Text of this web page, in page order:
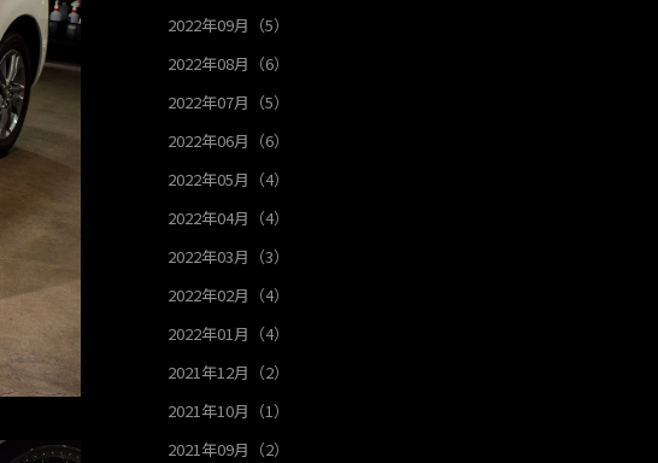
2022年09月（5）
2022年08月（6）
2022年07月（5）
2022年06月（6）
2022年05月（4）
2022年04月（4）
2022年03月（3）
2022年02月（4）
2022年01月（4）
2021年12月（2）
2021年10月（1）
2021年09月（2）